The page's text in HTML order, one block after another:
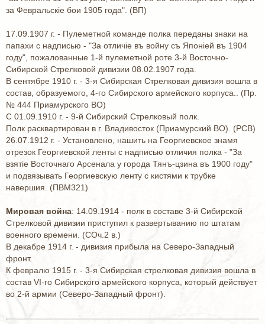
за Февральскiе бои 1905 года". (ВП)
17.09.1907 г. - Пулеметной команде полка переданы знаки на
папахи с надписью - "За отличiе въ войну съ Японiей въ 1904
году", пожалованные 1-й пулеметной роте 3-й Восточно-
Сибирской Стрелковой дивизии 08.02.1907 года.
В сентябре 1910 г. - 3-я Сибирская Стрелковая дивизия вошла в
состав, образуемого, 4-го Сибирского армейского корпуса.. (Пр.
№ 444 Приамурского ВО)
С 01.09.1910 г. - 9-й Сибирский Стрелковый полк.
Полк расквартирован в г. Владивосток (Приамурский ВО). (РСВ)
26.07.1912 г. - Установлено, нашить на Георгиевское знамя
отрезок Георгиевской ленты с надписью отличия полка - "За
взятiе Восточнаго Арсенала у города Тянъ-цзина въ 1900 году"
и подвязывать Георгиевскую ленту с кистями к трубке
навершия. (ПВМ321)
Мировая война: 14.09.1914 - полк в составе 3-й Сибирской
Стрелковой дивизии приступил к развертыванию по штатам
военного времени. (СОч.2 в.)
В декабре 1914 г. - дивизия прибыла на Северо-Западный
фронт.
К февралю 1915 г. - 3-я Сибирская стрелковая дивизия вошла в
состав VI-го Сибирского армейского корпуса, который действует
во 2-й армии (Северо-Западный фронт).